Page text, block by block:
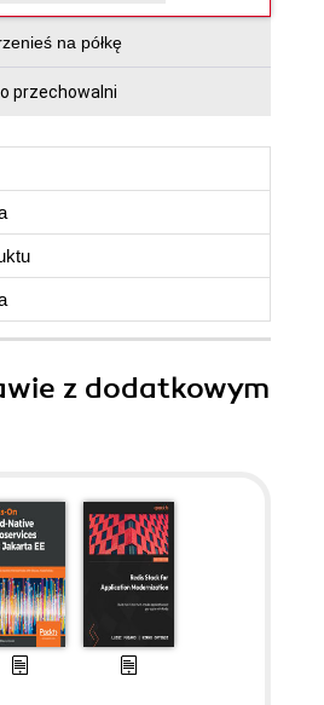
na półkę
przechowalni
z dodatkowym